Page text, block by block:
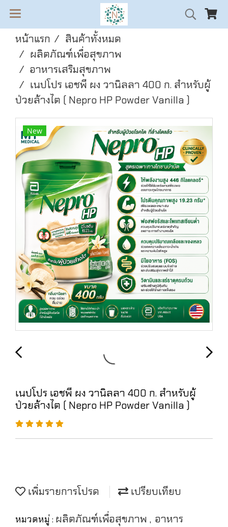
หน้าแรก
สินค้าทั้งหมด
ผลิตภัณฑ์เพื่อสุขภาพ
อาหารเสริมสุขภาพ
เนปโปร เอชพี ผง วานิลลา 400 ก. สำหรับผู้
ป่วยล้างไต ( Nepro HP Powder Vanilla )
New
เนปโปร เอชพี ผง วานิลลา 400 ก. สำหรับผู้
ป่วยล้างไต ( Nepro HP Powder Vanilla )
เพิ่มรายการโปรด เปรียบเทียบ
หมวดหมู่ : ผลิตภัณฑ์เพื่อสุขภาพ , อาหาร